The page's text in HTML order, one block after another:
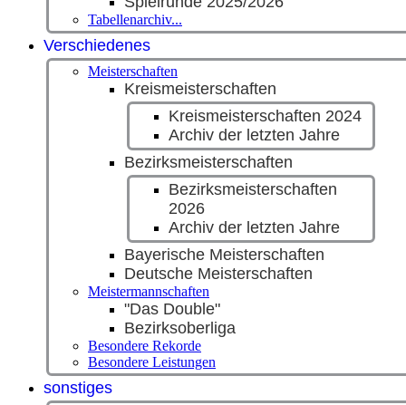
Tabellenarchiv...
Verschiedenes
Meisterschaften
Kreismeisterschaften
Kreismeisterschaften 2024
Archiv der letzten Jahre
Bezirksmeisterschaften
Bezirksmeisterschaften
2026
Archiv der letzten Jahre
Bayerische Meisterschaften
Deutsche Meisterschaften
Meistermannschaften
"Das Double"
Bezirksoberliga
Besondere Rekorde
Besondere Leistungen
sonstiges